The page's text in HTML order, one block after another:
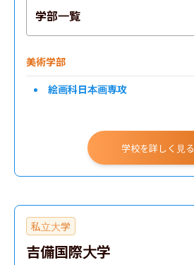
学部一覧
美術学部
絵画科日本画専攻
学校を詳しく見る
私立大学
吉備国際大学